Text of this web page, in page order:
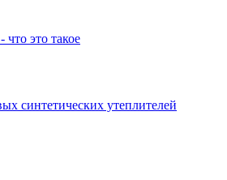
это такое
синтетических утеплителей